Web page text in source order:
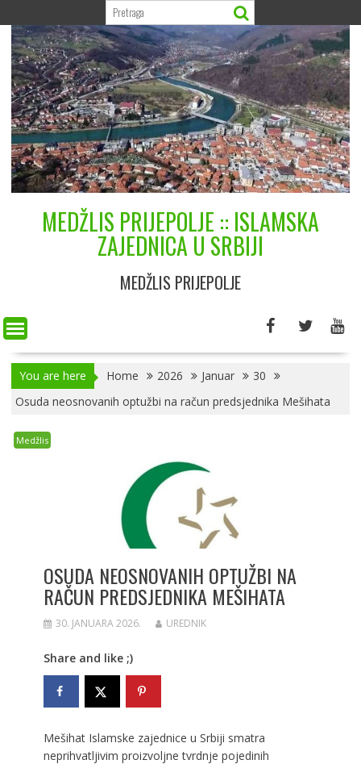
to
content
MEDŽLIS PRIJEPOLJE :: ISLAMSKA
ZAJEDNICA U SRBIJI
MEDŽLIS PRIJEPOLJE
You are here Home 2026 Januar
30
Osuda neosnovanih optužbi na račun predsjednika Mešihata
Medžlis
OSUDA NEOSNOVANIH OPTUŽBI NA
RAČUN PREDSJEDNIKA MEŠIHATA
30. JANUARA 2026. UREDNIK
Share and like ;)
Mešihat Islamske zajednice u Srbiji smatra
neprihvatljivim proizvoljne tvrdnje pojedinih